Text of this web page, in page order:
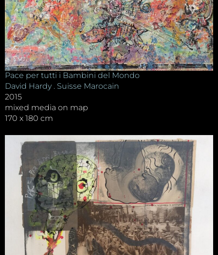
Pace per tutti i Bambini del Mondo
David Hardy . Suisse Marocain
2015
mixed media on map
170 x 180 cm